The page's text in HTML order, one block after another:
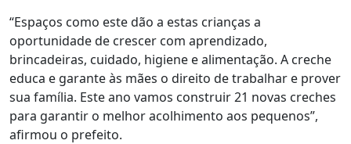
“Espaços como este dão a estas crianças a
oportunidade de crescer com aprendizado,
brincadeiras, cuidado, higiene e alimentação. A creche
educa e garante às mães o direito de trabalhar e prover
sua família. Este ano vamos construir 21 novas creches
para garantir o melhor acolhimento aos pequenos”,
afirmou o prefeito.